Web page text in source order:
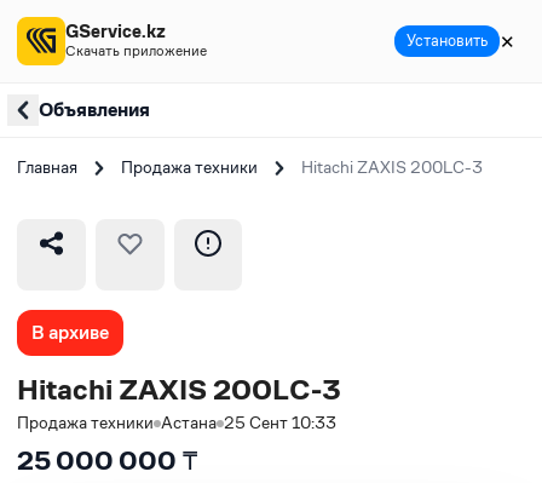
Объявления
Главная Продажа техники Hitachi ZAXIS 200LC-3
В архиве
Hitachi ZAXIS 200LC-3
Продажа техники Астана 25 Сент 10:33
25 000 000 ₸
GService.kz
Скачать приложение Установить ✕